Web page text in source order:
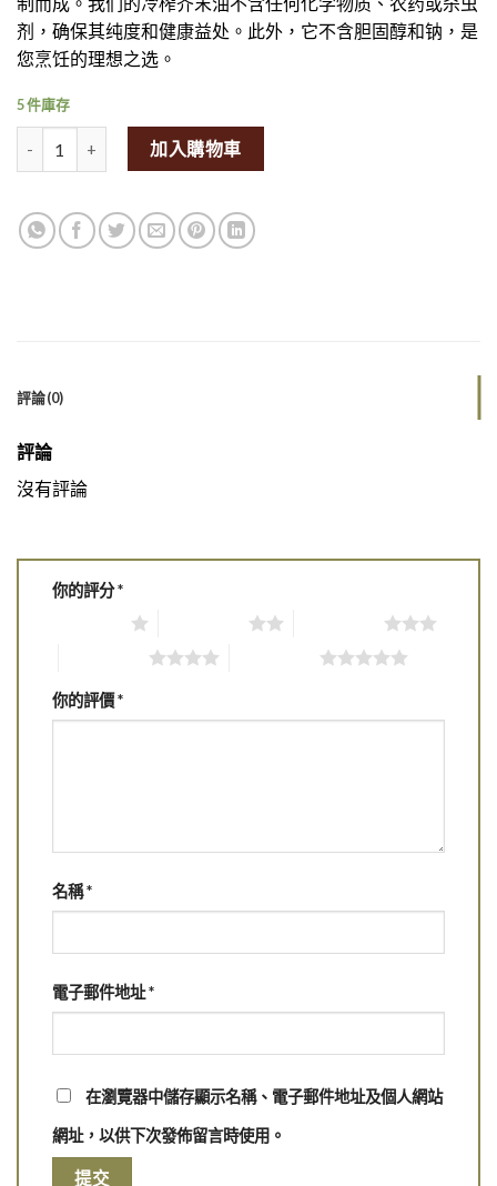
剂，确保其纯度和健康益处。此外，它不含胆固醇和钠，是
您烹饪的理想之选。
5 件庫存
Phalada Pure & Sure Mustard Oil 1L量
加入購物車
評論(0)
評論
沒有評論
你的評分*
你的評價*
名稱*
電子郵件地址*
在瀏覽器中儲存顯示名稱、電子郵件地址及個人網站
網址，以供下次發佈留言時使用。